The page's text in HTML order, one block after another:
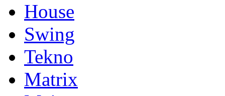
House
Swing
Tekno
Matrix